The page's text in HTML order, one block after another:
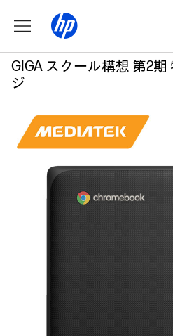
GIGA スクール構想 第2期
ジ